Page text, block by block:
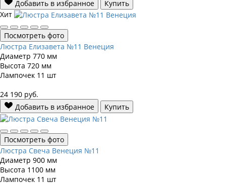
Добавить в избранное
Купить
Хит
Посмотреть фото
Люстра Елизавета №11 Венеция
Диаметр 770 мм
Высота 720 мм
Лампочек 11 шт
24 190 руб.
Добавить в избранное
Купить
Посмотреть фото
Люстра Свеча Венеция №11
Диаметр 900 мм
Высота 1100 мм
Лампочек 11 шт